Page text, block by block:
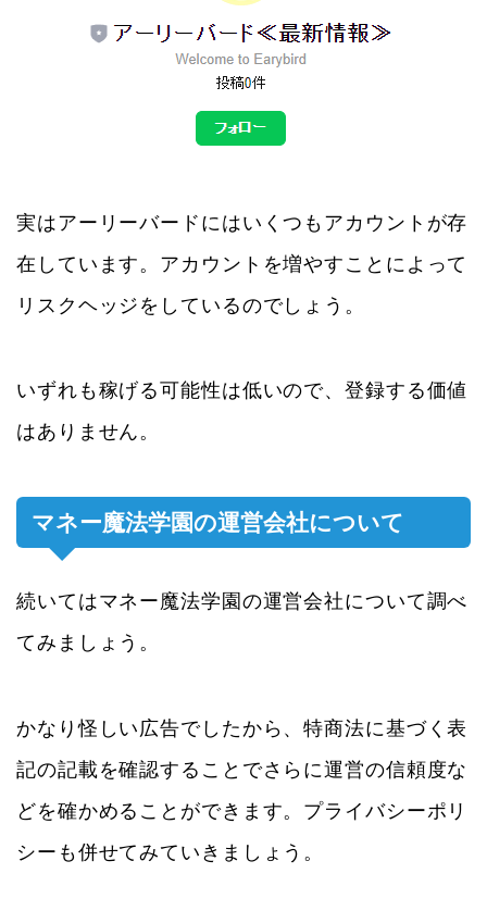
実はアーリーバードにはいくつもアカウントが存
在しています。アカウントを増やすことによって
リスクヘッジをしているのでしょう。
いずれも稼げる可能性は低いので、登録する価値
はありません。
マネー魔法学園の運営会社について
続いてはマネー魔法学園の運営会社について調べ
てみましょう。
かなり怪しい広告でしたから、特商法に基づく表
記の記載を確認することでさらに運営の信頼度な
どを確かめることができます。プライバシーポリ
シーも併せてみていきましょう。